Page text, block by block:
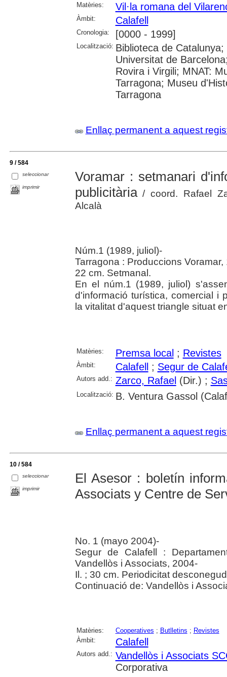
Matèries:
Vil·la romana del
Àmbit: Calafell
Cronologia: [0000 - 1999]
Localització: Biblioteca de
Universitat de
Rovira i Virgili; MNAT:
Tarragona; Museu
Tarragona
Enllaç permanent a aquest
9 / 584
seleccionar
imprimir
Voramar : setmanari
publicitària/ coord. Rafael
Alcalà
Núm.1 (1989, juliol)-
Tarragona : Produccions Voramar,
22 cm. Setmanal.
En el núm.1 (1989, juliol)
d'informació turística, comercial i
la vitalitat d'aquest triangle situat
Matèries: Premsa local ; Revistes
Àmbit: Calafell ; Segur de
Autors add.: Zarco, Rafael (Dir.) ;
Localització: B. Ventura Gassol
Enllaç permanent a aquest
10 / 584
seleccionar
imprimir
El Asesor : boletín
Associats y Centre de
No. 1 (mayo 2004)-
Segur de Calafell :
Vandellòs i Associats, 2004-
Il. ; 30 cm. Periodicitat
Continuació de: Vandellòs i
Matèries: Cooperatives ; Butlletins ; Revistes
Àmbit:
Calafell
Autors add.: Vandellòs i Associats
Corporativa